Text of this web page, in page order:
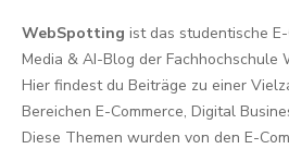
WebSpotting ist das studentische
Media & AI-Blog der Fachhochschule
Hier findest du Beiträge zu einer
Bereichen E-Commerce, Digital
Diese Themen wurden von den E-